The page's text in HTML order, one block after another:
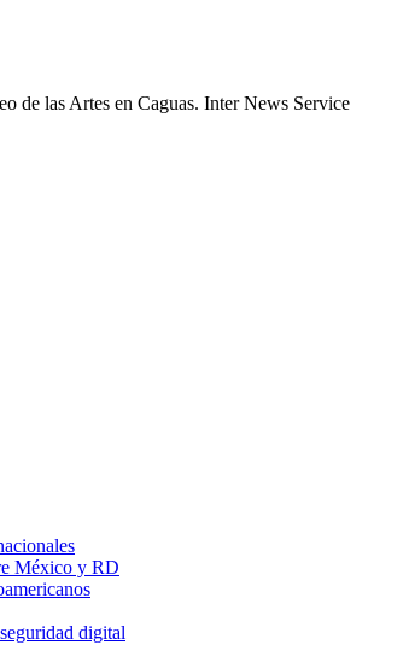
de las Artes en Caguas. Inter News Service
México y RD
digital